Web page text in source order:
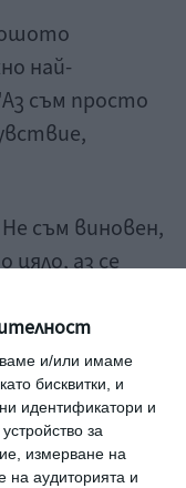
и/или имаме
бисквитки, и
идентификатори и
за
измерване на
на аудиторията и
най-
съм просто
Не съм виновен,
аз се
спреш да
бившият ми. А
в чийто гащи